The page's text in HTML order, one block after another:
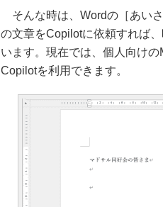
そんな時は、Wordの［あい
の文章をCopilotに依頼すれば
います。現在では、個人向け
Copilotを利用できます。